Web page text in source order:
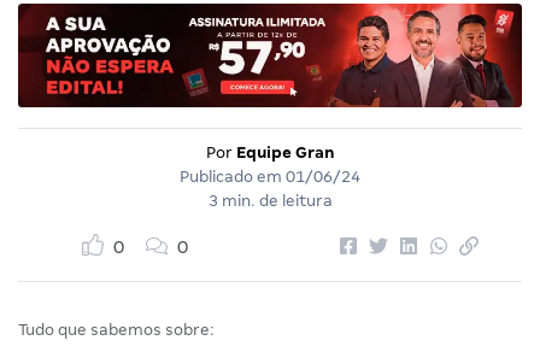
Por Equipe Gran
Publicado em 01/06/24
3 min. de leitura
0 0
Tudo que sabemos sobre: